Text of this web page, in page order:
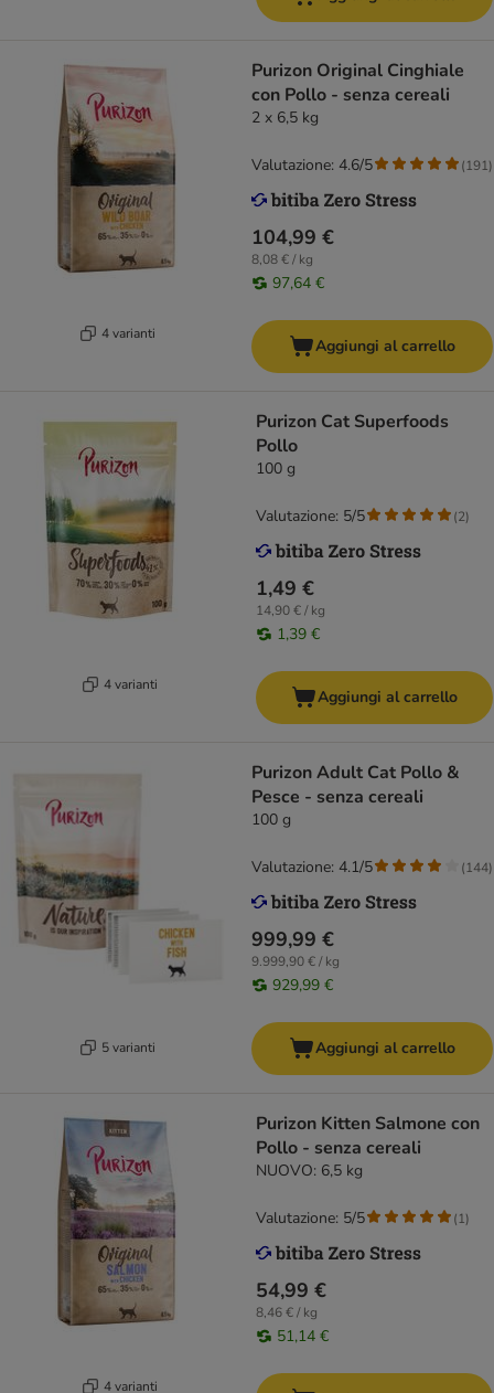
4 varianti
Purizon Original Cinghiale
con Pollo - senza cereali
2 x 6,5 kg
104,99 €
8,08 € / kg
97,64 €
Valutazione: 4.6/5 (191)
Aggiungi al carrello
4 varianti
Purizon Cat Superfoods
Pollo
100 g
1,49 €
14,90 € / kg
1,39 €
Valutazione: 5/5 (2)
Aggiungi al carrello
5 varianti
Purizon Adult Cat Pollo &
Pesce - senza cereali
100 g
999,99 €
9.999,90 € / kg
929,99 €
Valutazione: 4.1/5 (144)
Aggiungi al carrello
4 varianti
Purizon Kitten Salmone con
Pollo - senza cereali
NUOVO: 6,5 kg
54,99 €
8,46 € / kg
51,14 €
Valutazione: 5/5 (1)